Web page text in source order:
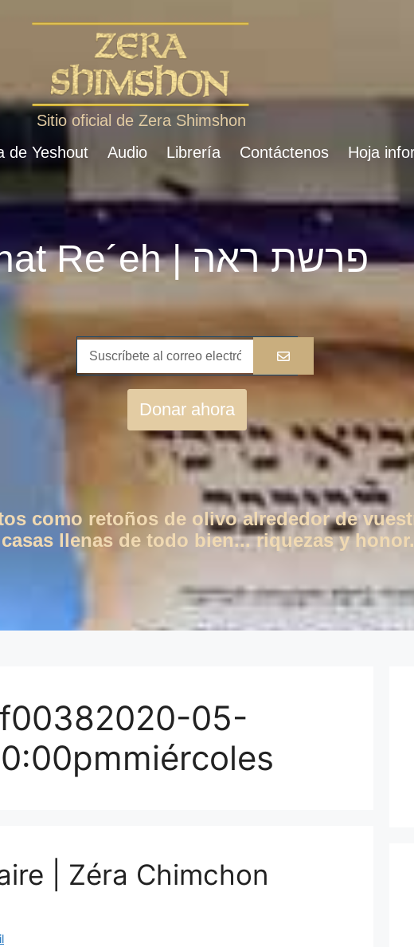
Sitio oficial de Zera Shimshon
de Yeshout Audio Librería Contáctenos Hoja
Parshat Re´eh | פרשת ראה
Donar ahora
como retoños de olivo alrededor de
llenas de todo bien... riquezas y
05-
| Zéra Chimchon